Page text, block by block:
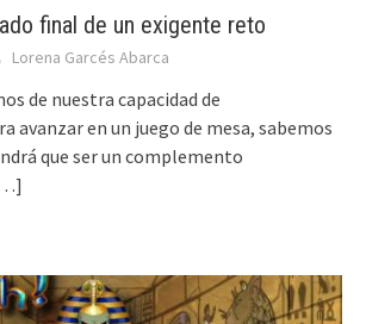
final de un exigente reto
Lorena Garcés Abarca
de nuestra capacidad de
avanzar en un juego de mesa, sabemos
que ser un complemento